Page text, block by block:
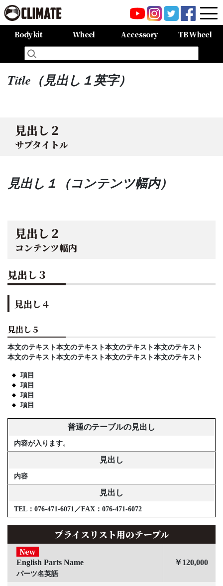
Body kit
All Items
80HARRIER-Balena-
MAZDA CX-8 -Balena-
MAZDA CX-5 -Balena-
LAND CRUISER 150PRADO
LAND CRUISER 200
60HARRIER(Late Term)
60HARRIER(First Term)
50PRIUS
LEXUS NX300 F-SPORT
LEXUS LX570
Wheel
All Items
CARGO PRO/カーゴプロ
GAISEN/凱旋
HOUOH/鳳凰
DEVGRU
ALIA LM-r
ALIA M-5
ALIA S-5
SWATT
BurjAL【Forged】
TEJAS【Forged】
Accessory TB Wheel
Title（見出し１英字）
見出し２
サブタイトル
見出し１（コンテンツ幅内）
見出し２
コンテンツ幅内
見出し３
見出し４
見出し５
本文のテキスト本文のテキスト本文のテキスト本文のテキスト
本文のテキスト本文のテキスト本文のテキスト本文のテキスト
項目
項目
項目
項目
普通のテーブルの見出し
内容が入ります。
見出し
内容
見出し
TEL：076-471-6071／FAX：076-471-6072
プライスリスト用のテーブル
New
English Parts Name
パーツ名英語
￥120,000